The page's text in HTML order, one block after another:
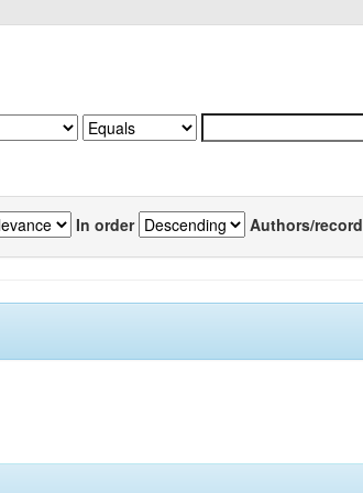
In order Authors/record